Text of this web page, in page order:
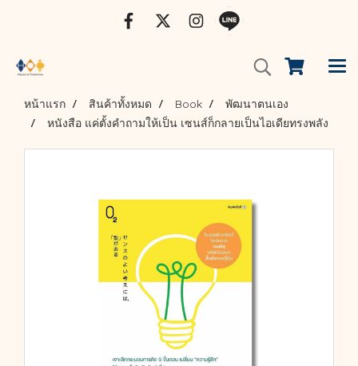
หน้าแรก สินค้าทั้งหมด Book
พัฒนาตนเอง
หนังสือ แค่ตั้งคำถามให้เป็น เซนส์ก็กลายเป็นไอเดียทรงพลัง